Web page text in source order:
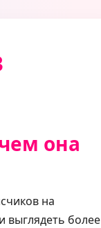
она
на
выглядеть более